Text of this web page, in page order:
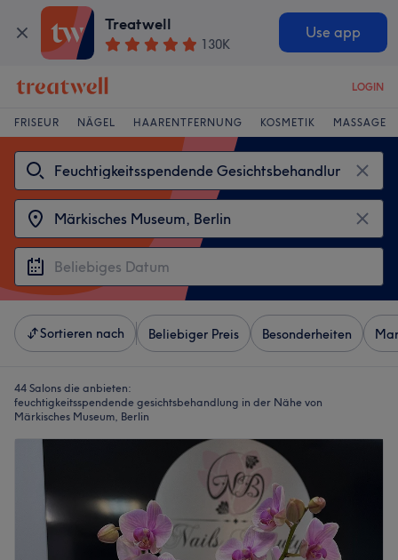
Treatwell
130K
Use app
LOGIN
FRISEUR NÄGEL HAARENTFERNUNG KOSMETIK MASSAGE
Sortieren nach Beliebiger Preis Besonderheiten
44 Salons die anbieten:
feuchtigkeitsspendende gesichtsbehandlung in der Nähe von
Märkisches Museum, Berlin